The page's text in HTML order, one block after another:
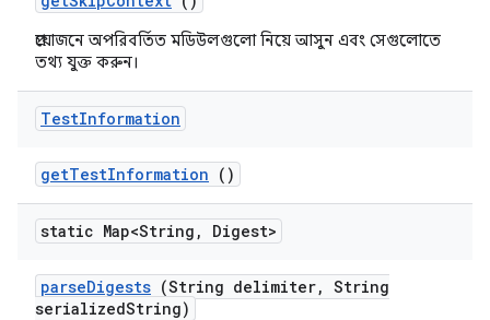
প্রয়োজনে অপরিবর্তিত মডিউলগুলো নিয়ে আসুন এবং সেগুলোতে
তথ্য যুক্ত করুন।
TestInformation
getTestInformation ()
static Map<String , Digest>
parseDigests (String delimiter, String
serializedString)